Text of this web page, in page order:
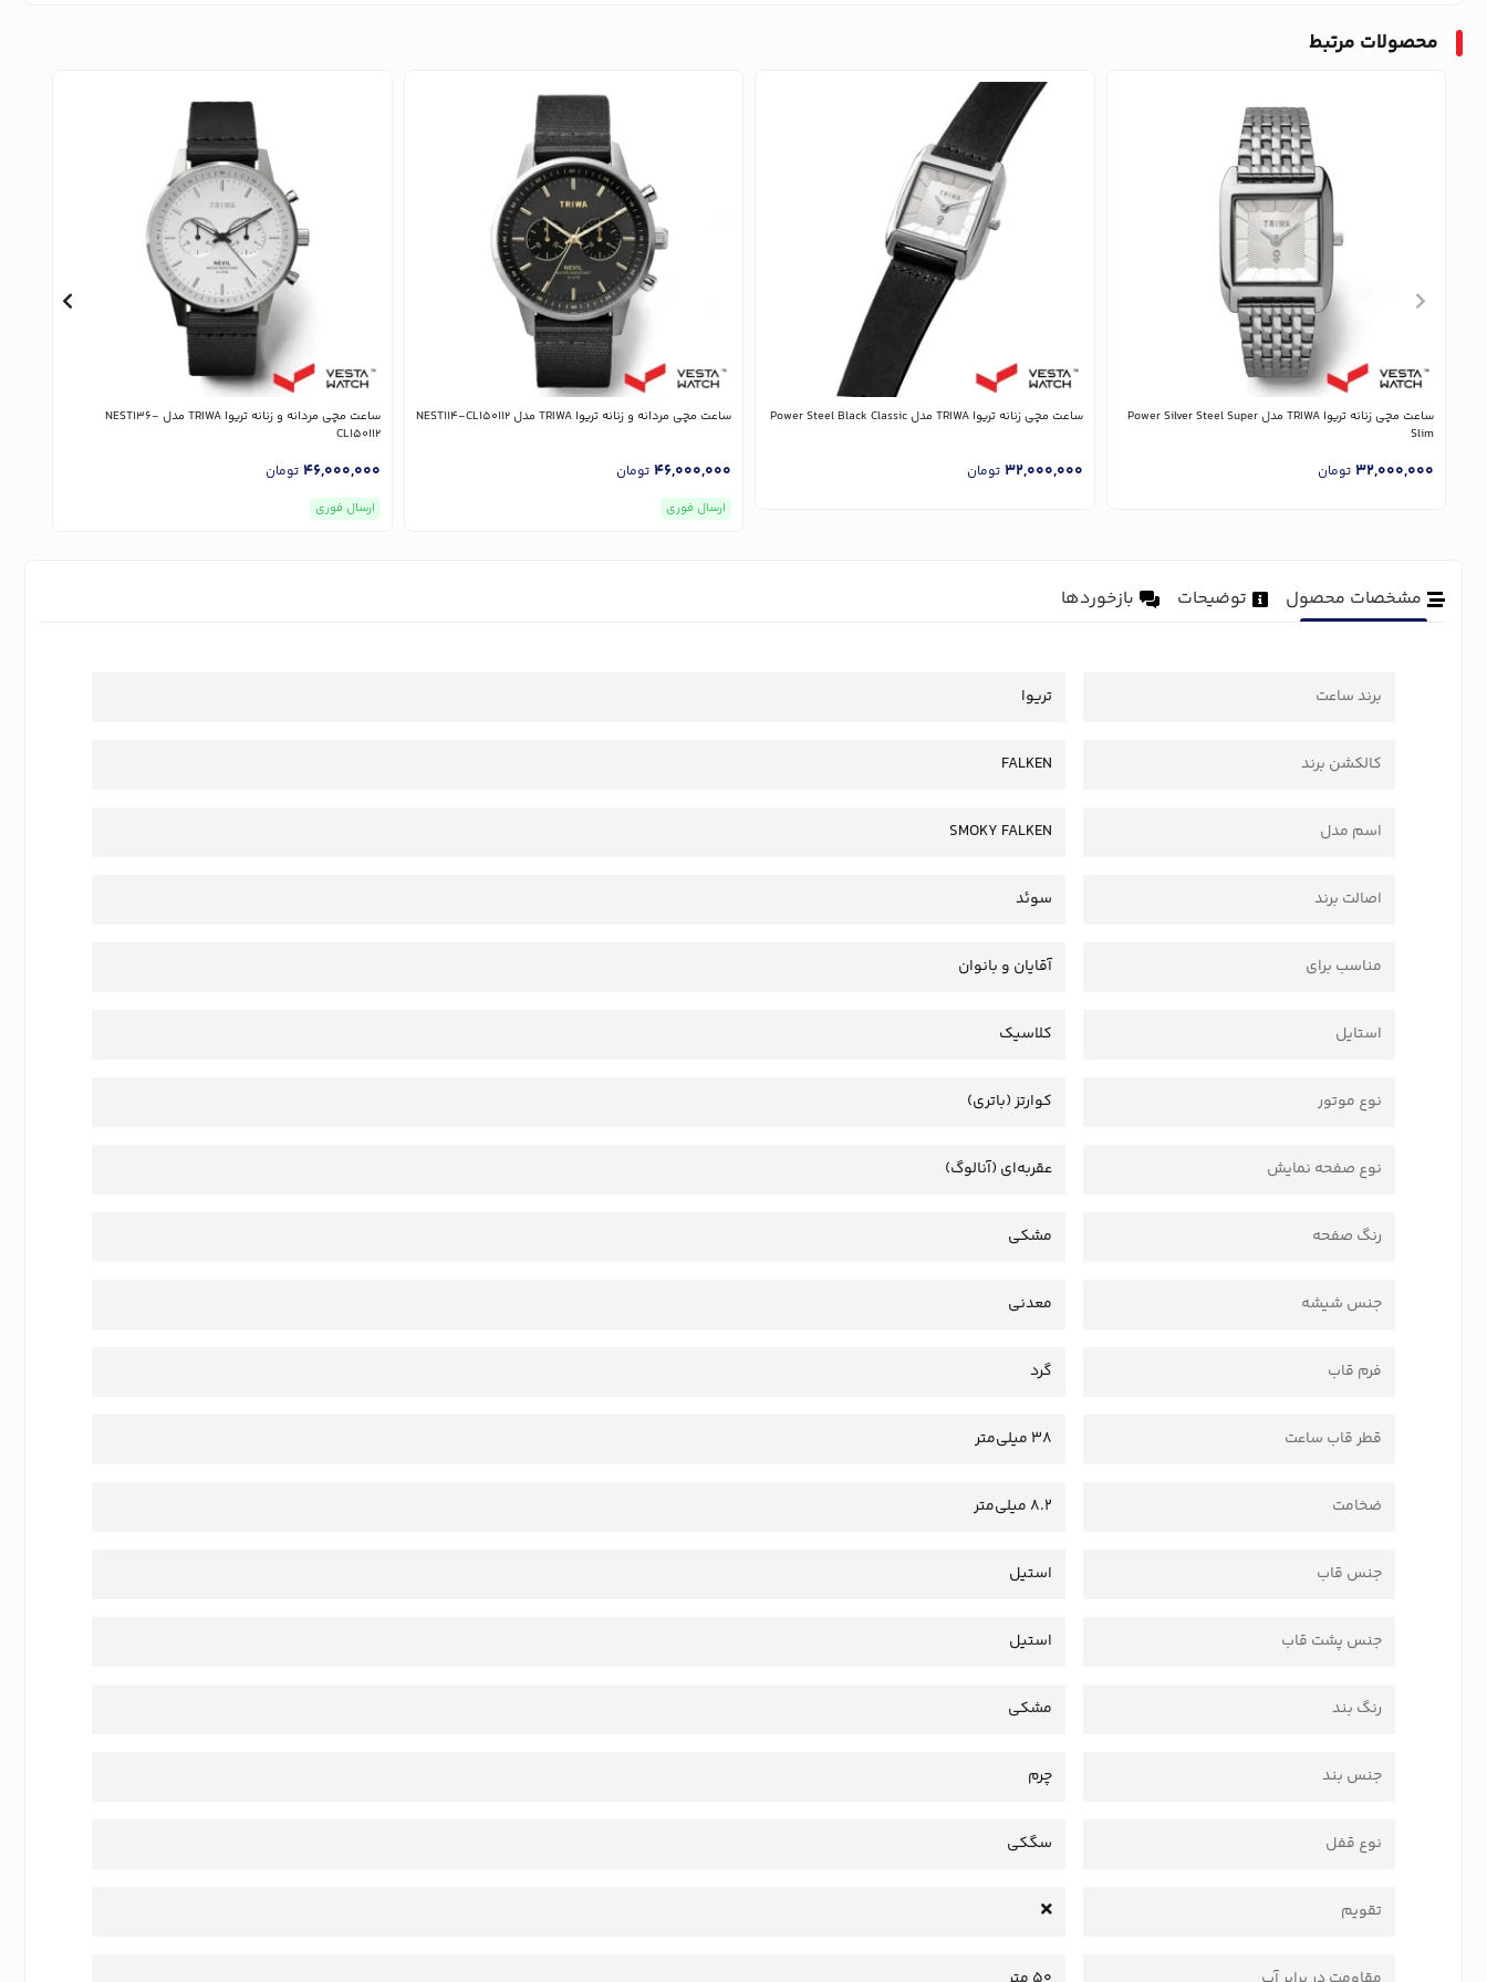
محصولات مرتبط
ساعت مچی زنانه تریوا TRIWA مدل Power Silver Steel Super
Slim
32,000,000 تومان
ساعت مچی زنانه تریوا TRIWA مدل Power Steel Black Classic
32,000,000 تومان
ساعت مچی مردانه و زنانه تریوا TRIWA مدل NEST114-CL150112
46,000,000 تومان
ارسال فوری
ساعت مچی مردانه و زنانه تریوا TRIWA مدل NEST136-
CL150112
46,000,000 تومان
ارسال فوری
مشخصات محصول توضیحات بازخوردها
برند ساعت تریوا
کالکشن برند FALKEN
اسم مدل SMOKY FALKEN
اصالت برند سوئد
مناسب برای آقایان و بانوان
استایل کلاسیک
نوع موتور کوارتز (باتری)
نوع صفحه نمایش عقربه‌ای (آنالوگ)
رنگ صفحه مشکی
جنس شیشه معدنی
فرم قاب گرد
قطر قاب ساعت 38 میلی‌متر
ضخامت 8.2 میلی‌متر
جنس قاب استیل
جنس پشت قاب استیل
رنگ بند مشکی
جنس بند چرم
نوع قفل سگکی
تقویم